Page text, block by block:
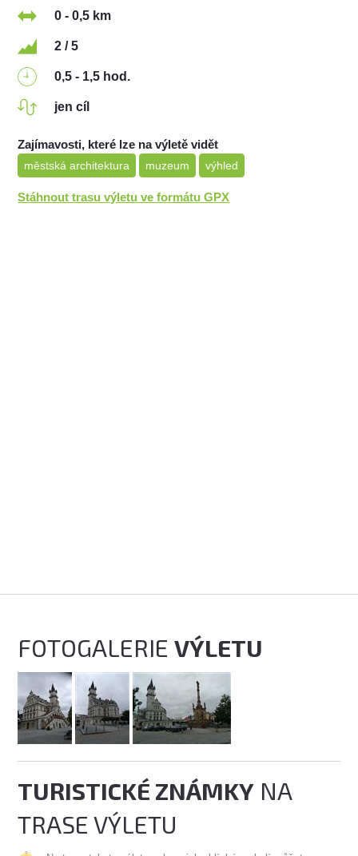
0 - 0,5 km
2 / 5
0,5 - 1,5 hod.
jen cíl
Zajímavosti, které lze na výletě vidět
městská architektura muzeum výhled
Stáhnout trasu výletu ve formátu GPX
FOTOGALERIEVÝLETU
TURISTICKÉ ZNÁMKY NA
TRASE VÝLETU